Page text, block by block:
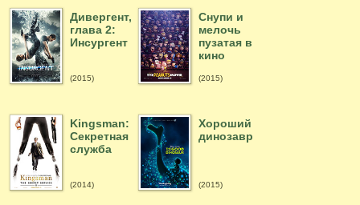
Дивергент,
глава 2:
Инсургент
(2015)
Снупи и
мелочь
пузатая в
кино
(2015)
Kingsman:
Секретная
служба
(2014)
Хороший
динозавр
(2015)